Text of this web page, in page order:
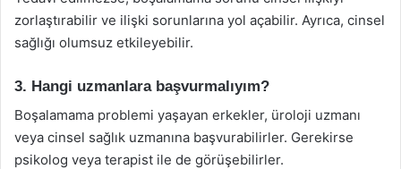
zorlaştırabilir ve ilişki sorunlarına yol açabilir. Ayrıca, cinsel
sağlığı olumsuz etkileyebilir.
3. Hangi uzmanlara başvurmalıyım?
Boşalamama problemi yaşayan erkekler, üroloji uzmanı
veya cinsel sağlık uzmanına başvurabilirler. Gerekirse
psikolog veya terapist ile de görüşebilirler.